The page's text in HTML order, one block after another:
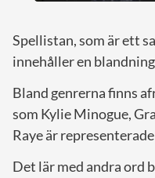
Spellistan, som är ett
innehåller en
Bland genrerna finns
som Kylie Minogue,
Raye är
Det lär med andra ord